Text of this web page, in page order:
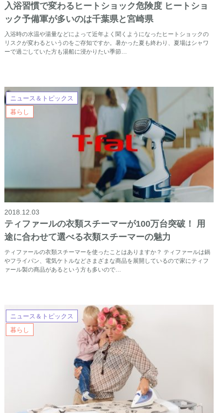
入浴習慣で変わるヒートショック危険度 ヒートショ
ック予備軍が多いのは千葉県と宮崎県
入浴時の水温や湯量などによって近年よく聞くようになったヒートショックの
リスクが変わるというのをご存知ですか。暑かった夏も終わり、夏場はシャワ
ーで過ごしていた方も湯船に浸かりたい季節…
ニュース＆トピックス
暮らし
2018.12.03
ティファールの衣類スチーマーが100万台突破！ 用
途に合わせて選べる衣類スチーマーの魅力
ティファールの衣類スチーマーを使ったことはありますか？ ティファールは鍋
やフライパン、電気ケトルなどさまざまな商品を展開しているので家にティフ
ァール製の商品があるという方も多いので…
ニュース＆トピックス
暮らし